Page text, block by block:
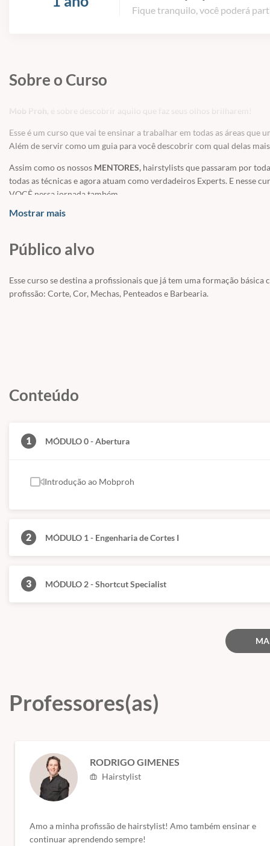
Fique tranquilo, você poderá
Sobre o Curso
Mob Proh , é sobre descobrir aquilo que faz seus olhos brilharem!
Esse é um curso que vai te ensinar a trabalhar em todas as áreas que
Além de servir como um guia para você descobrir com qual delas
Assim como os nossos MENTORES, hairstylists que passaram por
todas as técnicas e agora atuam como verdadeiros Experts. E nesse
VOCÊ nessa jornada também.
O que você vai aprender:
MÓDULO 2 - Engenharia de Cortes II - 6 aulas
MÓDULO 7 - Expert Blonde Corrections - 4 aulas
MÓDULO 9 - Arquitetura do Penteado - 6 aulas
MÓDULO 11 - Penteados para Noivas e Festas - 5 aulas
Mostrar mais
Público alvo
Esse curso se destina a profissionais que já tem uma formação
profissão: Corte, Cor, Mechas, Penteados e Barbearia.
Conteúdo
1 MÓDULO 0 - Abertura
Introdução ao Mobproh
2 MÓDULO 1 - Engenharia de Cortes I
3 MÓDULO 2 - Shortcut Specialist
Professores(as)
RODRIGO GIMENES
Hairstylist
Amo a minha profissão de hairstylist! Amo também ensinar e
continuar aprendendo sempre!